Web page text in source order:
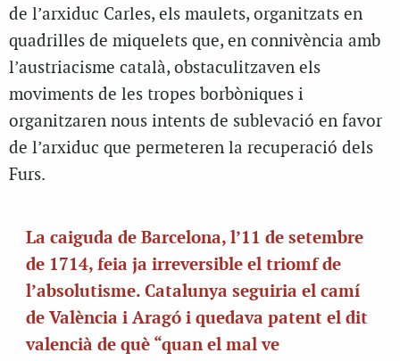
de l’arxiduc Carles, els maulets, organitzats en
quadrilles de miquelets que, en connivència amb
l’austriacisme català, obstaculitzaven els
moviments de les tropes borbòniques i
organitzaren nous intents de sublevació en favor
de l’arxiduc que permeteren la recuperació dels
Furs.
La caiguda de Barcelona, l’11 de setembre
de 1714, feia ja irreversible el triomf de
l’absolutisme. Catalunya seguiria el camí
de València i Aragó i quedava patent el dit
valencià de què “quan el mal ve